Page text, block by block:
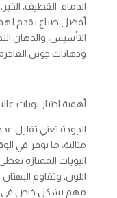
الدمام، القطيف،
أفضل صباغ يقدم
التأسيس، والدهان
ودهانات جوتن
أهمية اختيار بويات
الجودة تعني تقليل
مثالية، ما يوفر في
البويات الممتازة
اللون، وتقاوم
مهم بشكل خاص في